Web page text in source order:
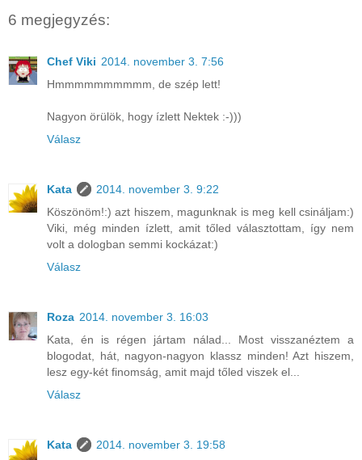
6 megjegyzés:
Chef Viki 2014. november 3. 7:56
Hmmmmmmmmmm, de szép lett!
Nagyon örülök, hogy ízlett Nektek :-)))
Válasz
Kata
2014. november 3. 9:22
Köszönöm!:) azt hiszem, magunknak is meg kell csináljam:)
Viki, még minden ízlett, amit tőled választottam, így nem
volt a dologban semmi kockázat:)
Válasz
Roza 2014. november 3. 16:03
Kata, én is régen jártam nálad... Most visszanéztem a
blogodat, hát, nagyon-nagyon klassz minden! Azt hiszem,
lesz egy-két finomság, amit majd tőled viszek el...
Válasz
Kata
2014. november 3. 19:58